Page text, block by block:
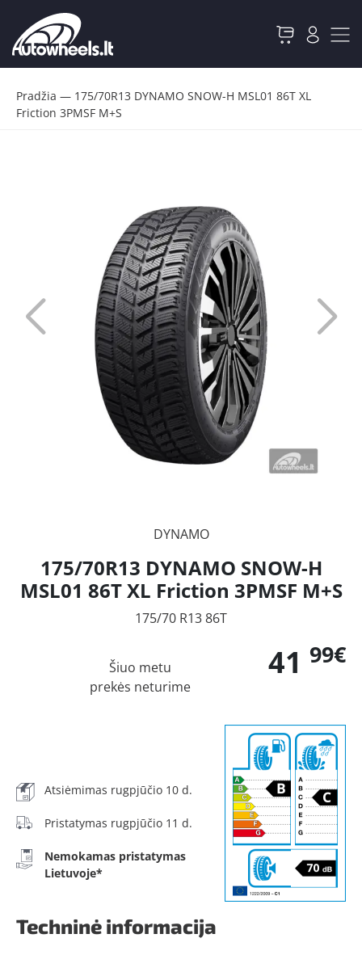
Pradžia — 175/70R13 DYNAMO SNOW-H MSL01 86T XL
Friction 3PMSF M+S
DYNAMO
175/70R13 DYNAMO SNOW-H
MSL01 86T XL Friction 3PMSF M+S
175/70 R13 86T
41 99€
Šiuo metu
prekės neturime
Atsiėmimas rugpjūčio 10 d.
Pristatymas rugpjūčio 11 d.
Nemokamas pristatymas
Lietuvoje*
Techninė informacija